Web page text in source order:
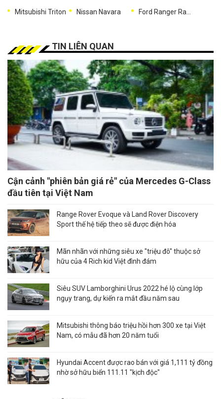
Mitsubishi Triton Nissan Navara
TIN LIÊN QUAN
Cận cảnh "phiên bản giá rẻ" của Mercedes G-Class
đầu tiên tại Việt Nam
Range Rover Evoque và Land Rover Discovery
Sport thế hệ tiếp theo sẽ được điện hóa
Mãn nhãn với những siêu xe "triệu đô" thuộc sở
hữu của 4 Rich kid Việt đình đám
Siêu SUV Lamborghini Urus 2022 hé lộ cùng lớp
ngụy trang, dự kiến ra mắt đầu năm sau
Mitsubishi thông báo triệu hồi hơn 300 xe tại Việt
Nam, có mẫu đã hơn 20 năm tuổi
Hyundai Accent được rao bán với giá 1,111 tỷ đồng
nhờ sở hữu biển 111.11 "kịch độc"